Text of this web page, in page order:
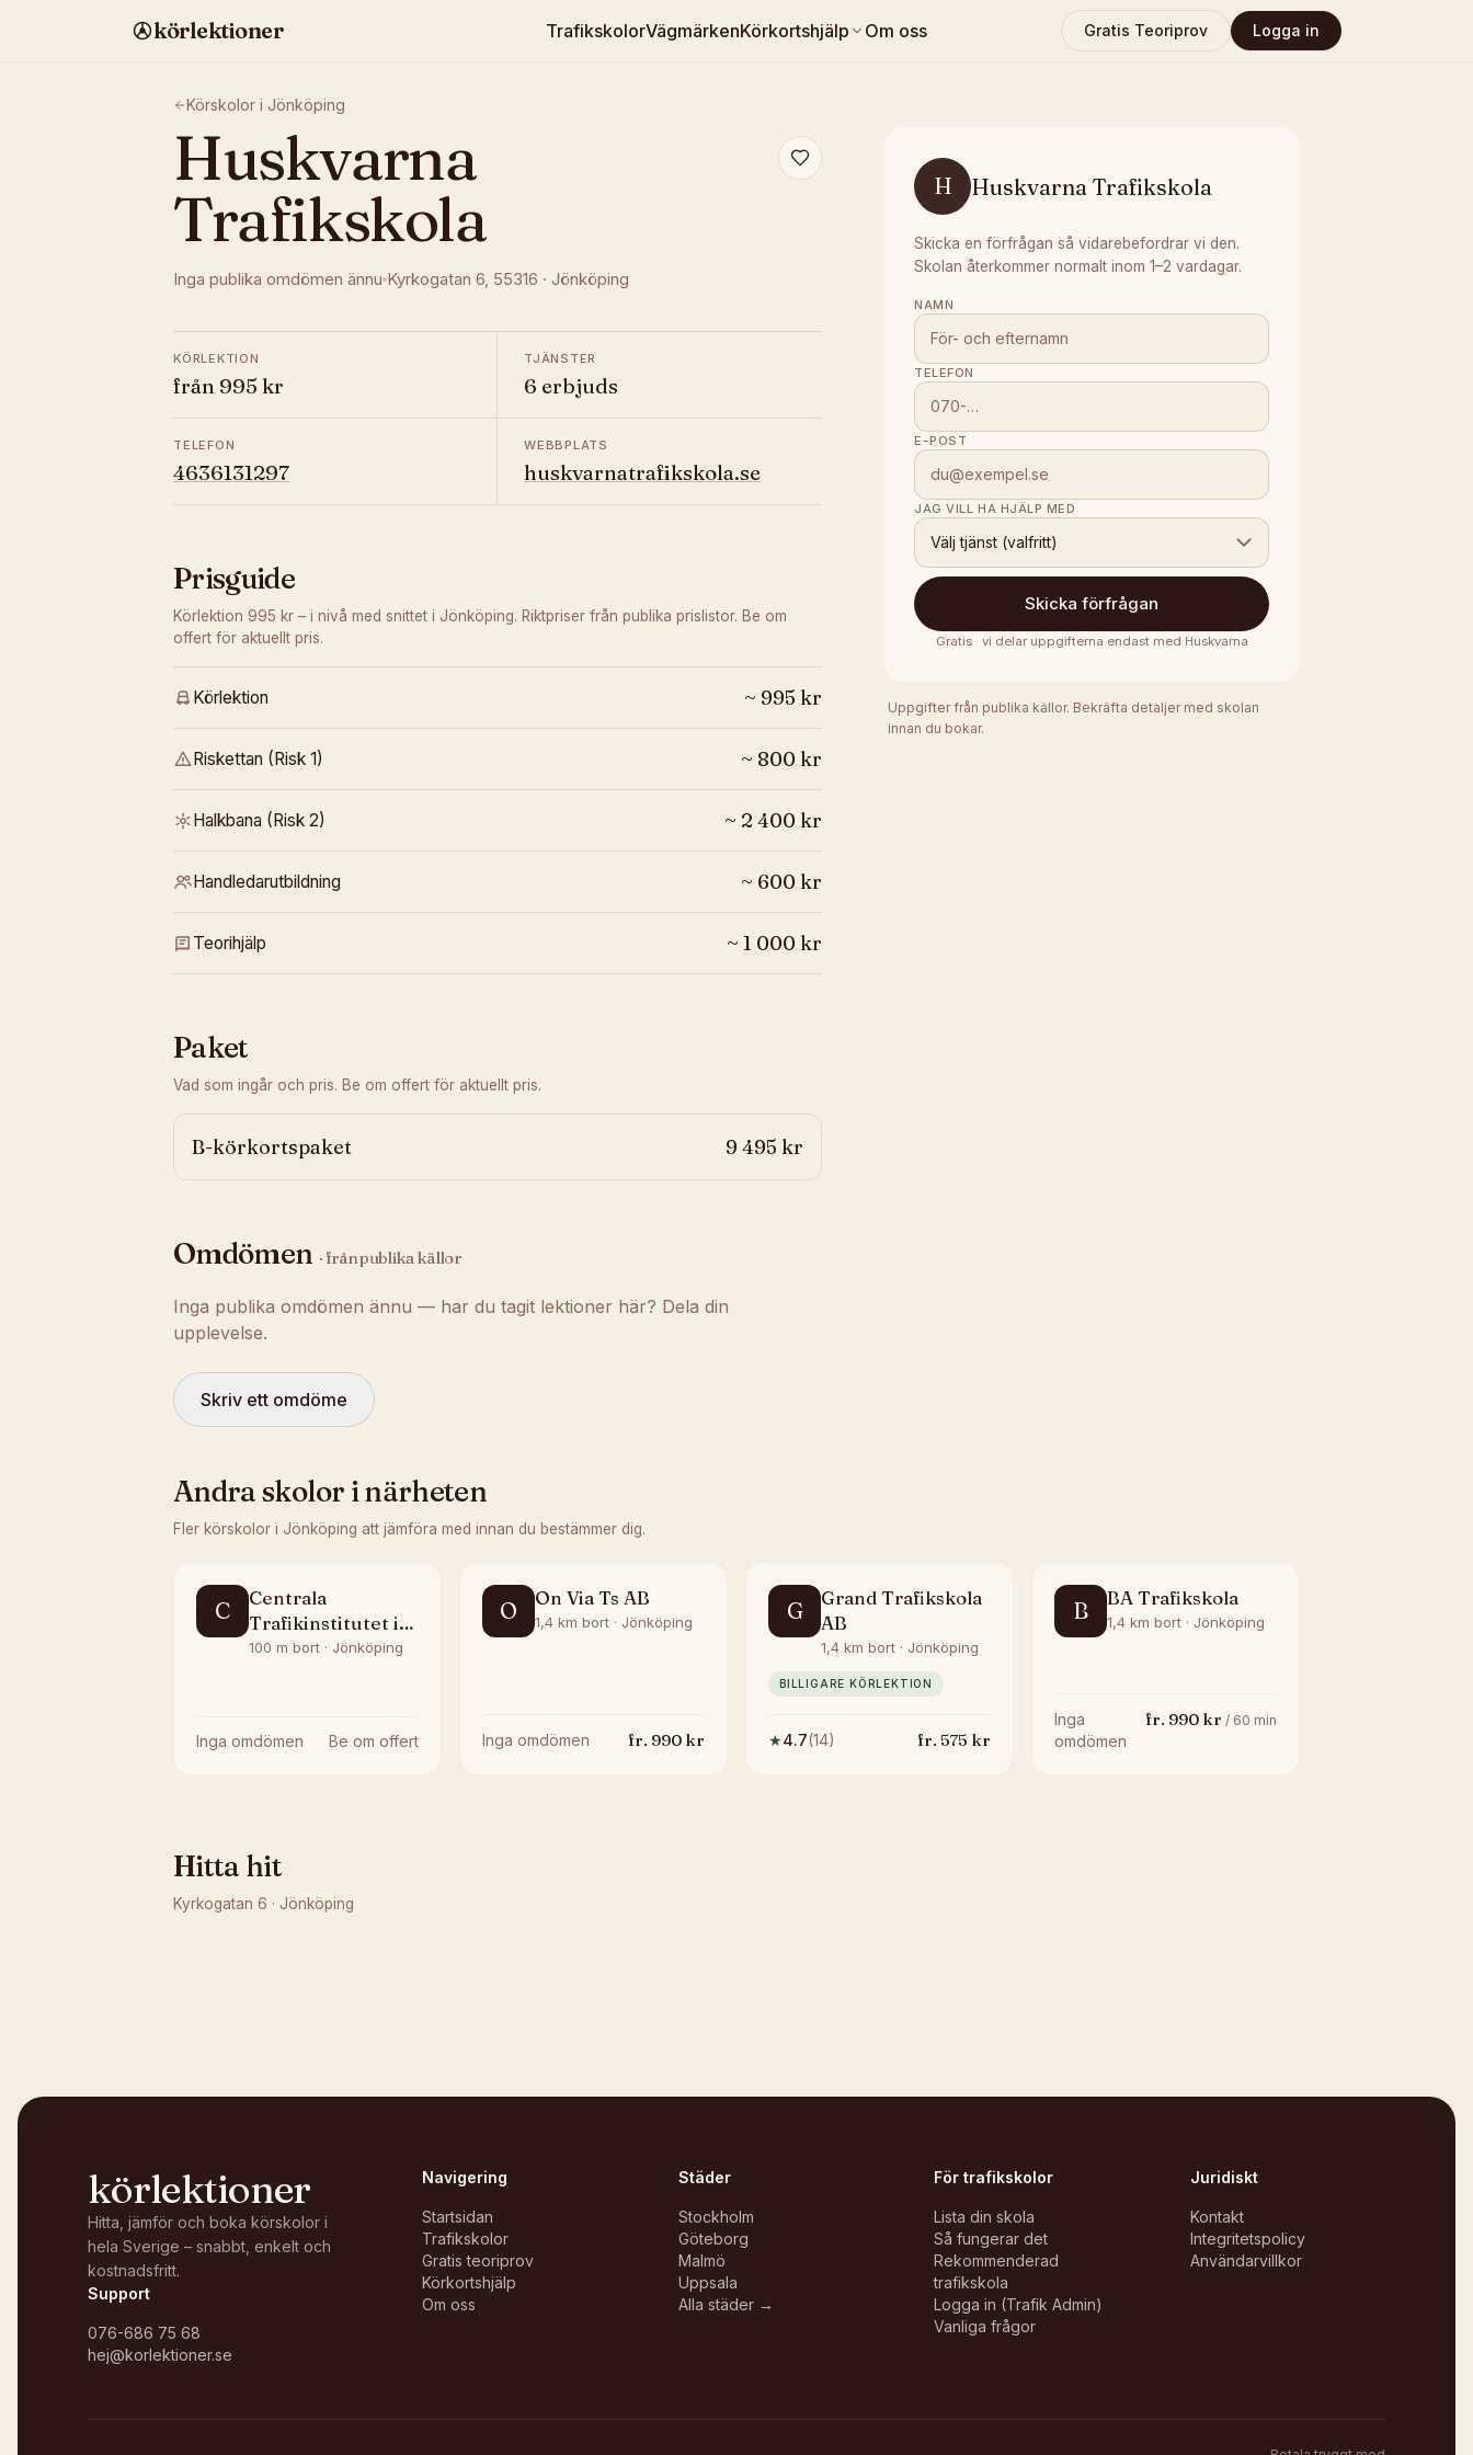
körlektioner TrafikskolorVägmärkenKörkortshjälp Om oss Gratis Teoriprov Logga in
Körskolor i Jönköping
Huskvarna
Trafikskola
Inga publika omdömen ännu Kyrkogatan 6, 55316 · Jönköping
KÖRLEKTION
från 995 kr
TJÄNSTER
6 erbjuds
TELEFON
4636131297
WEBBPLATS
huskvarnatrafikskola.se
Prisguide
Körlektion 995 kr – i nivå med snittet i Jönköping. Riktpriser från publika prislistor. Be om
offert för aktuellt pris.
Körlektion ~ 995 kr
Riskettan (Risk 1) ~ 800 kr
Halkbana (Risk 2) ~ 2 400 kr
Handledarutbildning ~ 600 kr
Teorihjälp ~ 1 000 kr
Paket
Vad som ingår och pris. Be om offert för aktuellt pris.
B-körkortspaket 9 495 kr
Omdömen · från publika källor
Inga publika omdömen ännu — har du tagit lektioner här? Dela din
upplevelse.
Skriv ett omdöme
H Huskvarna Trafikskola
Skicka en förfrågan så vidarebefordrar vi den.
Skolan återkommer normalt inom 1–2 vardagar.
NAMN
TELEFON
E-POST
JAG VILL HA HJÄLP MED
Välj tjänst (valfritt)
Skicka förfrågan
Gratis · vi delar uppgifterna endast med Huskvarna
Uppgifter från publika källor. Bekräfta detaljer med skolan
innan du bokar.
Andra skolor i närheten
Fler körskolor i Jönköping att jämföra med innan du bestämmer dig.
C
Centrala
Trafikinstitutet i
Jönköping AB
100 m bort · Jönköping
Inga omdömen Be om offert
O On Via Ts AB
1,4 km bort · Jönköping
Inga omdömen fr. 990 kr
G
Grand Trafikskola
AB
1,4 km bort · Jönköping
BILLIGARE KÖRLEKTION
★4.7(14) fr. 575 kr
B BA Trafikskola
1,4 km bort · Jönköping
Inga
omdömen
fr. 990 kr / 60 min
Hitta hit
Kyrkogatan 6 · Jönköping
körlektioner
Hitta, jämför och boka körskolor i
hela Sverige – snabbt, enkelt och
kostnadsfritt.
Support
076-686 75 68
hej@korlektioner.se
Navigering
Startsidan
Trafikskolor
Gratis teoriprov
Körkortshjälp
Om oss
Städer
Stockholm
Göteborg
Malmö
Uppsala
Alla städer →
För trafikskolor
Lista din skola
Så fungerar det
Rekommenderad
trafikskola
Logga in (Trafik Admin)
Vanliga frågor
Juridiskt
Kontakt
Integritetspolicy
Användarvillkor